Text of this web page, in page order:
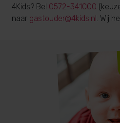
4Kids? Bel 0572-341000
naar gastouder@4kids.nl. Wij